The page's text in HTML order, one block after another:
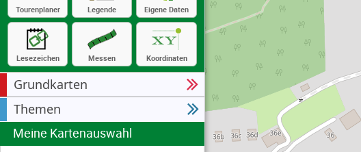
Tourenplaner Legende Eigene Daten
Lesezeichen Messen Koordinaten
Grundkarten
Themen
Meine Kartenauswahl